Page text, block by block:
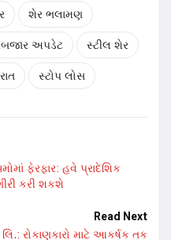
શેર ભલામણ
અપડેટ સ્ટીલ શેર
સ્ટોપ લોસ
ફેરફાર: હવે પ્રાદેશિક
કરી શકશે
Read Next
રોકાણકારો માટે આકર્ષક તક